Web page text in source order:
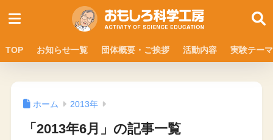
TOP お知らせ一覧 団体概要・ご挨拶 活動内容 実験テーマ
ホーム 2013年
「2013年6月」の記事一覧